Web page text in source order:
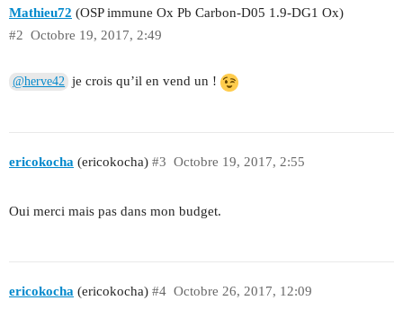
Mathieu72 (OSP immune Ox Pb Carbon-D05 1.9-DG1 Ox)
Octobre 19, 2017, 2:49
#2
@herve42 je crois qu’il en vend un !
ericokocha (ericokocha) Octobre 19, 2017, 2:55
#3
Oui merci mais pas dans mon budget.
ericokocha (ericokocha) Octobre 26, 2017, 12:09
#4